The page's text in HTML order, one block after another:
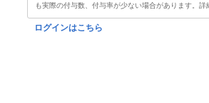
も実際の付与数、付与率が少ない場合があります。詳
ログインはこちら